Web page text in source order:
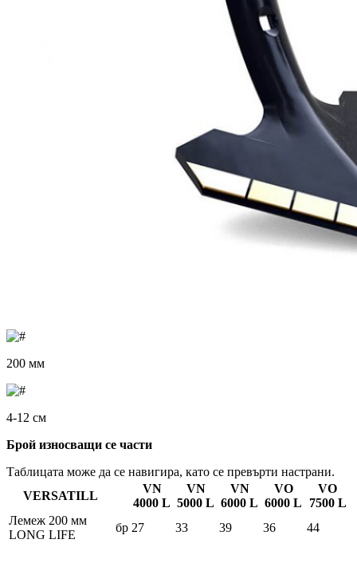
200 мм
4-12 см
Брой износващи се части
Таблицата може да се навигира, като се превърти настрани.
VERSATILL
VN
4000 L
VN
5000 L
VN
6000 L
VO
6000 L
VO
7500 L
Лемеж 200 мм
LONG LIFE
бр 27 33 39 36 44